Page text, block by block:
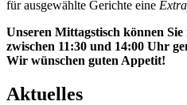
für ausgewählte Gerichte eine
Unseren Mittagstisch können
zwischen 11:30 und 14:00 Uhr
Wir wünschen guten Appetit!
Aktuelles